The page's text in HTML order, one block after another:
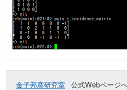
金子邦彦研究室 公式Webページ